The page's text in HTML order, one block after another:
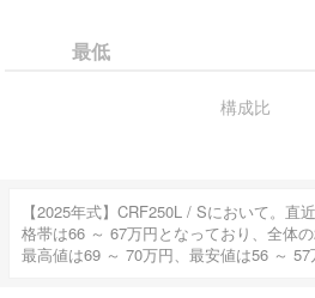
最低
構成比
【2025年式】CRF250L / Sにおいて。直
格帯は66 ～ 67万円となっており、全体
最高値は69 ～ 70万円、最安値は56 ～ 57